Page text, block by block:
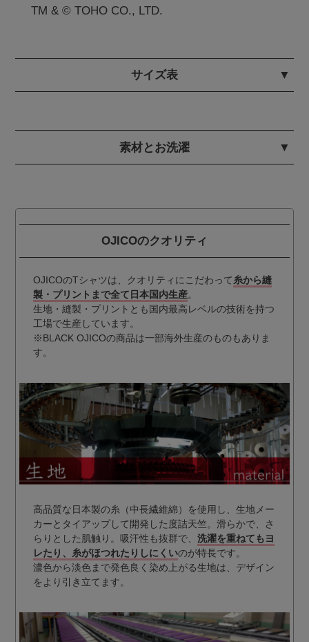
TM & © TOHO CO., LTD.
サイズ表
素材とお洗濯
OJICOのクオリティ
OJICOのTシャツは、クオリティにこだわって 糸から縫
製・プリントまで全て日本国内生産。
生地・縫製・プリントとも国内最高レベルの技術を持つ
工場で生産しています。
※BLACK OJICOの商品は一部海外生産のものもありま
す。
高品質な日本製の糸（中長繊維綿）を使用し、生地メー
カーとタイアップして開発した度詰天竺。滑らかで、さ
らりとした肌触り。吸汗性も抜群で、 洗濯を重ねてもヨ
レたり、糸がほつれたりしにくいのが特長です。
濃色から淡色まで発色良く染め上がる生地は、デザイン
をより引き立てます。